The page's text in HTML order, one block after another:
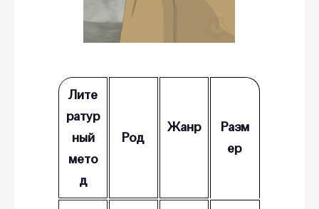
Лите
ратур
ный
мето
д
Род
Жанр
Разм
ер